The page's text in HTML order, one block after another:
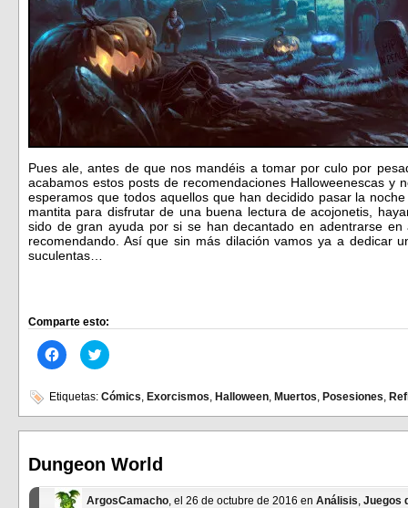
Pues ale, antes de que nos mandéis a tomar por culo por
acabamos estos posts de recomendaciones Halloweenescas y
esperamos que todos aquellos que han decidido pasar la
mantita para disfrutar de una buena lectura de acojonetis,
sido de gran ayuda por si se han decantado en adentrarse
recomendando. Así que sin más dilación vamos ya a dedicar
suculentas…
Comparte esto:
Haz
clic
en
Facebook
(Se
abre
ventana
nueva)
Haz
clic
en
(Se
abre
ventana
nueva)
Etiquetas: Cómics, Exorcismos, Halloween, Muertos, Posesiones,
Dungeon World
ArgosCamacho, el 26 de octubre de 2016 en Análisis, Juegos